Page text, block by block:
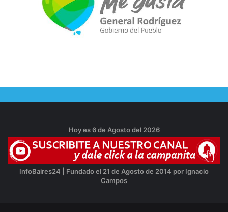
Hoy es 6 de Agosto del 2026
InfoBaires24 | Fundado el 21 de Agosto de 2014 por Ignacio
Campos